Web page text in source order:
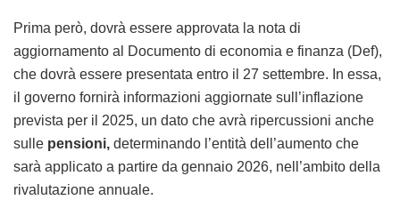
Prima però, dovrà essere approvata la nota di
aggiornamento al Documento di economia e finanza (Def),
che dovrà essere presentata entro il 27 settembre. In essa,
il governo fornirà informazioni aggiornate sull’inflazione
prevista per il 2025, un dato che avrà ripercussioni anche
sulle pensioni, determinando l’entità dell’aumento che
sarà applicato a partire da gennaio 2026, nell’ambito della
rivalutazione annuale.